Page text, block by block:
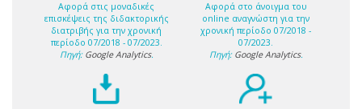
Αφορά στις μοναδικές
επισκέψεις της διδακτορικής
διατριβής για την χρονική
περίοδο 07/2018 - 07/2023.
Πηγή: Google Analytics.
Αφορά στο άνοιγμα του
online αναγνώστη για την
χρονική περίοδο 07/2018 -
07/2023.
Πηγή: Google Analytics.